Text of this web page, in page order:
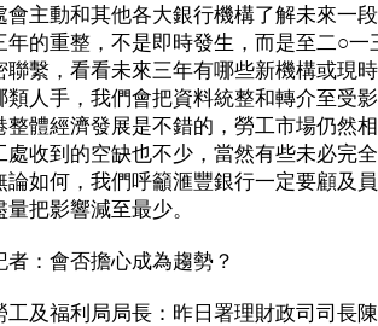
會主動和其他各大銀行機構了解未來一
年的重整，不是即時發生，而是至二○
聯繫，看看未來三年有哪些新機構或現
類人手，我們會把資料統整和轉介至受
整體經濟發展是不錯的，勞工市場仍然
處收到的空缺也不少，當然有些未必完
論如何，我們呼籲滙豐銀行一定要顧及
量把影響減至最少。
者：會否擔心成為趨勢？
工及福利局局長：昨日署理財政司司長